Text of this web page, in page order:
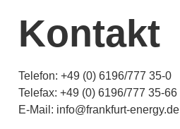
Kontakt
Telefon: +49 (0) 6196/777 35-0
Telefax: +49 (0) 6196/777 35-66
E-Mail: info@frankfurt-energy.de